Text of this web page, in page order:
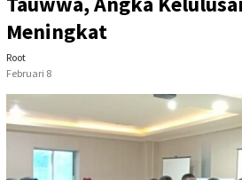
Meningkat
Root
Februari 8